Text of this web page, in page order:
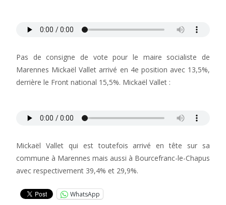
Pas de consigne de vote pour le maire socialiste de
Marennes Mickaël Vallet arrivé en 4e position avec 13,5%,
derrière le Front national 15,5%. Mickaël Vallet :
Mickaël Vallet qui est toutefois arrivé en tête sur sa
commune à Marennes mais aussi à Bourcefranc-le-Chapus
avec respectivement 39,4% et 29,9%.
WhatsApp